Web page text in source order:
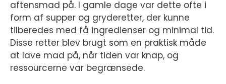
aftensmad på. I gamle dage var dette ofte i
form af supper og gryderetter, der kunne
tilberedes med få ingredienser og minimal tid.
Disse retter blev brugt som en praktisk måde
at lave mad på, når tiden var knap, og
ressourcerne var begrænsede.